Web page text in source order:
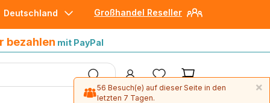
Großhandel Reseller
Deutschland
bezahlen mit PayPal
×
56 Besuch(e) auf dieser Seite in den
letzten 7 Tagen.